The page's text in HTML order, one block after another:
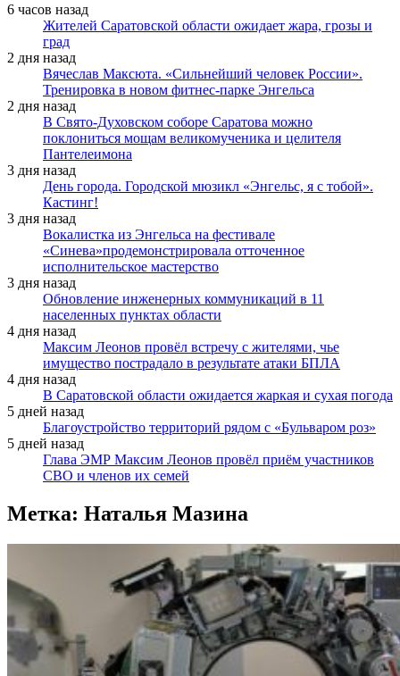
6 часов назад
Жителей Саратовской области ожидает жара, грозы и
град
2 дня назад
Вячеслав Максюта. «Сильнейший человек России».
Тренировка в новом фитнес-парке Энгельса
2 дня назад
В Свято-Духовском соборе Саратова можно
поклониться мощам великомученика и целителя
Пантелеимона
3 дня назад
День города. Городской мюзикл «Энгельс, я с тобой».
Кастинг!
3 дня назад
Вокалистка из Энгельса на фестивале
«Синева»продемонстрировала отточенное
исполнительское мастерство
3 дня назад
Обновление инженерных коммуникаций в 11
населенных пунктах области
4 дня назад
Максим Леонов провёл встречу с жителями, чье
имущество пострадало в результате атаки БПЛА
4 дня назад
В Саратовской области ожидается жаркая и сухая погода
5 дней назад
Благоустройство территорий рядом с «Бульваром роз»
5 дней назад
Глава ЭМР Максим Леонов провёл приём участников
СВО и членов их семей
Метка: Наталья Мазина